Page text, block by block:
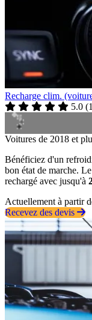
Recharge clim.
5.0 (1
Voitures de 2018 et
Bénéficiez d'un
bon état de marche.
rechargé avec jusqu'à
Actuellement à partir
Recevez des devis